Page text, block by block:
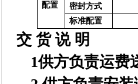
配置
密封方式
标准配置
交 货 说 明
1供方负责运费